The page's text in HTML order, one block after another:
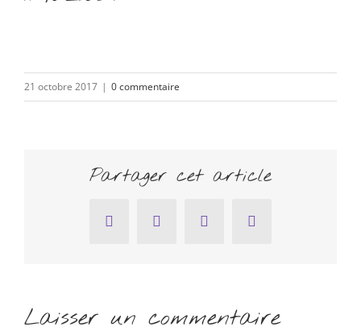
21 octobre 2017 | 0 commentaire
Partager cet article
FacebookTwitter PinterestEmail
Laisser un commentaire